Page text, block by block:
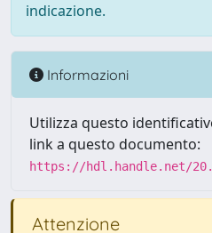
indicazione.
Informazioni
Utilizza questo
link a questo documento:
https://hdl.handle.net/
Attenzione